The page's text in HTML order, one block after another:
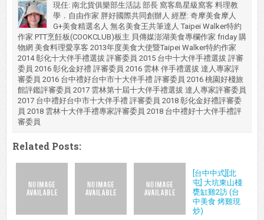
現任: 南北貨俱樂部生活誌 部長 窩客島星級窩客 料理教
學．自由作家 胖好國際共同創辦人 經歷: 奇摩美食摩人
G+美食精選名人 無名美食王共筆達人 Taipei Walker特約
作家 PTT烹飪板(COOKCLUB)板主 貝傳媒澎湖美食專欄作家 friday 購
物網 美食料理愛享客 2013年度美食大使暨Taipei Walker特約作家
2014 彰化十大伴手禮選拔 評審委員 2015 台中十大伴手禮選拔 評審
委員 2016 彰化金好禮 評審委員 2016 雲林 伴手禮選拔 達人專家評
審委員 2016 台中禮好台中市十大伴手禮 評審委員 2016 桃園好棧旅
館評鑑評審委員 2017 雲林第十屆十大伴手禮選拔 達人專家評審委員
2017 台中禮好台中市十大伴手禮 評審委員 2018 彰化金好禮評審委
員 2018 雲林十大伴手禮專家評審委員 2018 台中禮好十大伴手禮評
審委員
Related Posts:
[台中中式][北
屯] 大坑東山棧
甕缸雞2訪 (台
中美食 烤雞現
炒)